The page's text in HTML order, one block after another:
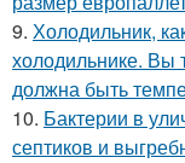
9. Холодильник,
холодильнике. Вы
должна быть
10. Бактерии в
септиков и